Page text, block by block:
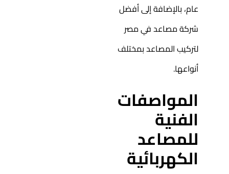
عام، بالإضافة إلى أفضل
شركة مصاعد في مصر
لتركيب المصاعد بمختلف
أنواعها.
المواصفات
الفنية
للمصاعد
الكهربائية